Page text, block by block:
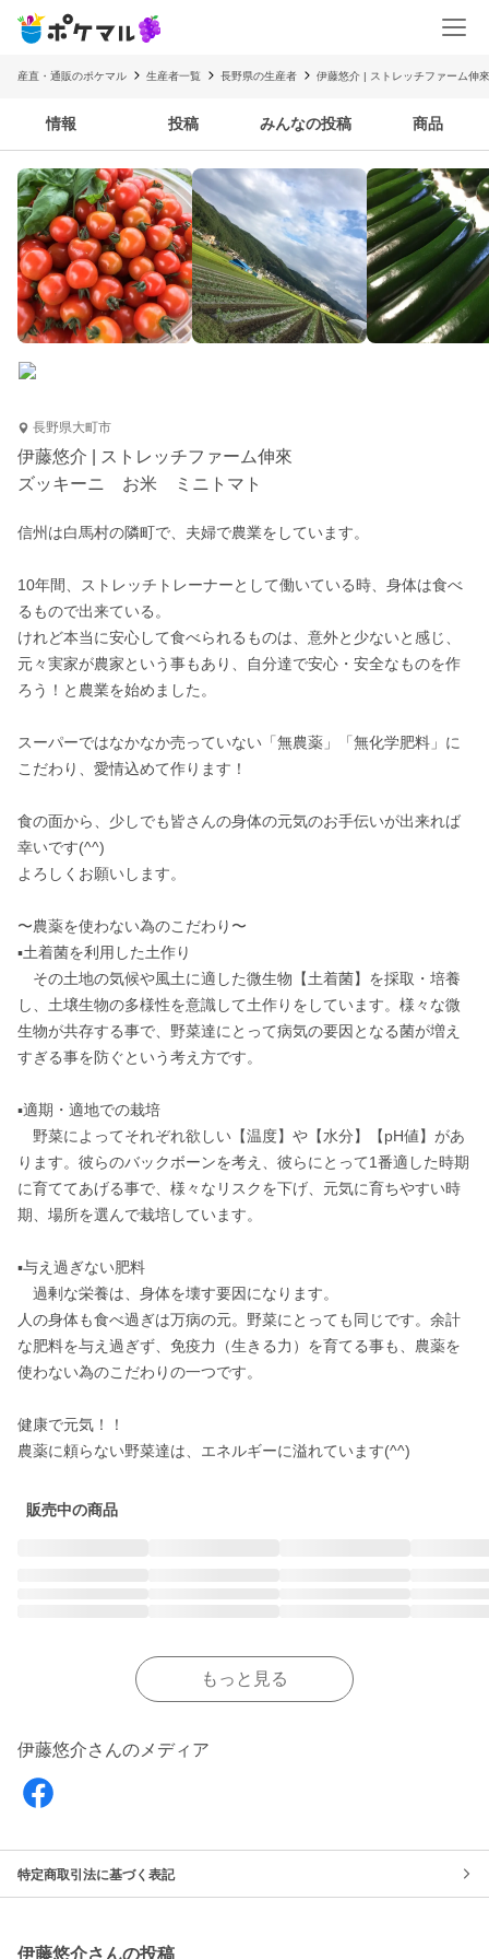
産直・通販のポケマル 生産者一覧 長野県の生産者 伊藤悠介 | ストレッチファーム伸來
情報 投稿 みんなの投稿 商品
長野県大町市
伊藤悠介 | ストレッチファーム伸來
ズッキーニ お米 ミニトマト
信州は白馬村の隣町で、夫婦で農業をしています。
10年間、ストレッチトレーナーとして働いている時、身体は食べ
るもので出来ている。
けれど本当に安心して食べられるものは、意外と少ないと感じ、
元々実家が農家という事もあり、自分達で安心・安全なものを作
ろう！と農業を始めました。
スーパーではなかなか売っていない「無農薬」「無化学肥料」に
こだわり、愛情込めて作ります！
食の面から、少しでも皆さんの身体の元気のお手伝いが出来れば
幸いです(^^)
よろしくお願いします。
〜農薬を使わない為のこだわり〜
▪️土着菌を利用した土作り
その土地の気候や風土に適した微生物【土着菌】を採取・培養
し、土壌生物の多様性を意識して土作りをしています。様々な微
生物が共存する事で、野菜達にとって病気の要因となる菌が増え
すぎる事を防ぐという考え方です。
▪️適期・適地での栽培
野菜によってそれぞれ欲しい【温度】や【水分】【pH値】があ
ります。彼らのバックボーンを考え、彼らにとって1番適した時期
に育ててあげる事で、様々なリスクを下げ、元気に育ちやすい時
期、場所を選んで栽培しています。
▪️与え過ぎない肥料
過剰な栄養は、身体を壊す要因になります。
人の身体も食べ過ぎは万病の元。野菜にとっても同じです。余計
な肥料を与え過ぎず、免疫力（生きる力）を育てる事も、農薬を
使わない為のこだわりの一つです。
健康で元気！！
農薬に頼らない野菜達は、エネルギーに溢れています(^^)
販売中の商品
もっと見る
伊藤悠介さんのメディア
特定商取引法に基づく表記
伊藤悠介さんの投稿